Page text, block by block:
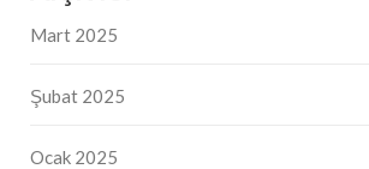
Mart 2025
Şubat 2025
Ocak 2025